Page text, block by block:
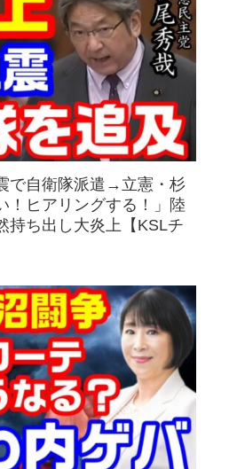
で自衛隊派遣→立憲・杉
！ヒアリングする！」陸
持ち出し大炎上【KSLチ